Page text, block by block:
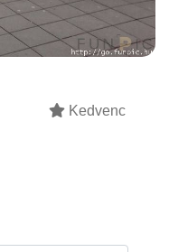
Kedvenc